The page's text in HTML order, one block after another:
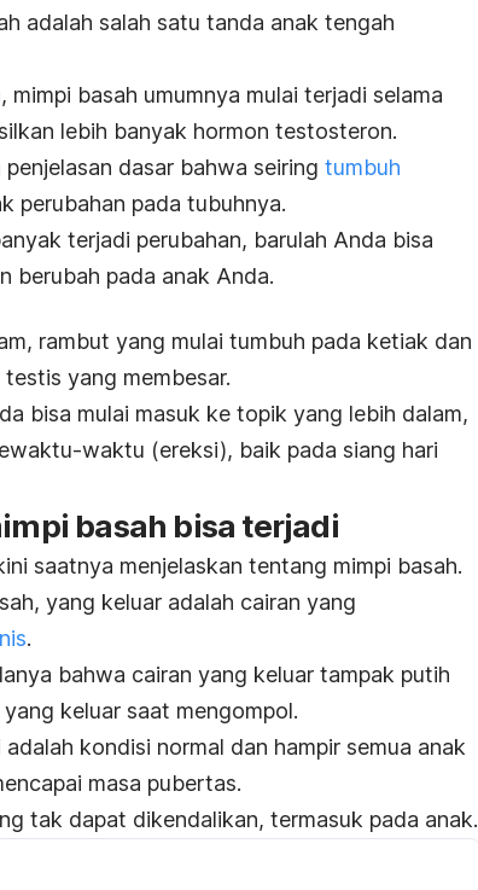
adalah salah satu tanda anak tengah
, mimpi basah umumnya mulai terjadi selama
lebih banyak hormon testosteron.
dasar bahwa seiring tumbuh
perubahan pada tubuhnya.
terjadi perubahan, barulah Anda bisa
berubah pada anak Anda.
rambut yang mulai tumbuh pada ketiak dan
yang membesar.
bisa mulai masuk ke topik yang lebih dalam,
waktu (ereksi), baik pada siang hari
basah bisa terjadi
saatnya menjelaskan tentang mimpi basah.
yang keluar adalah cairan yang
.
bahwa cairan yang keluar tampak putih
keluar saat mengompol.
kondisi normal dan hampir semua anak
masa pubertas.
tak dapat dikendalikan, termasuk pada anak.